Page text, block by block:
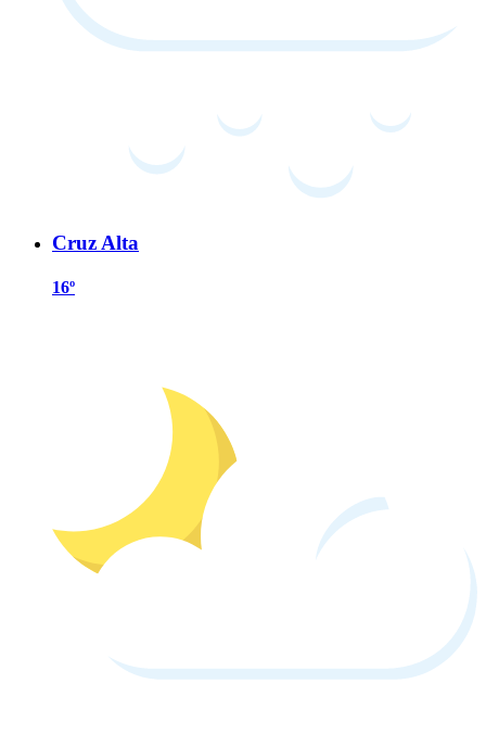
Cruz Alta
16º